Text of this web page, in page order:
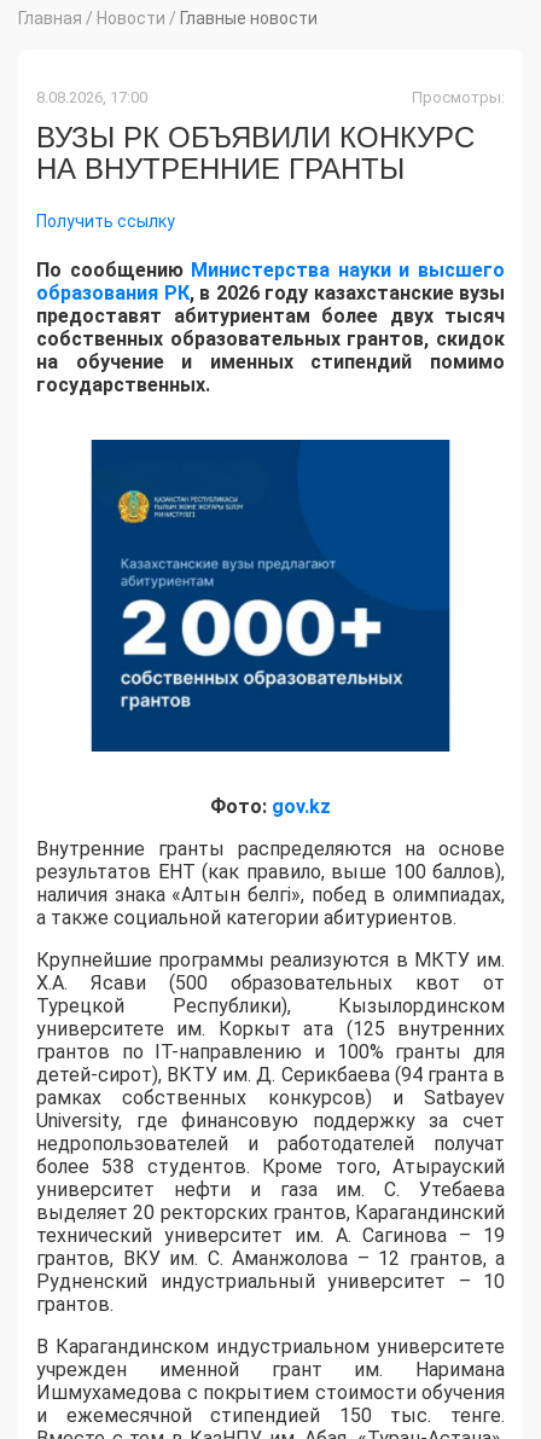
Главная / Новости / Главные новости
8.08.2026, 17:00 Просмотры:
ВУЗЫ РК ОБЪЯВИЛИ КОНКУРС
НА ВНУТРЕННИЕ ГРАНТЫ
Получить ссылку
По сообщению Министерства науки и высшего
образования РК, в 2026 году казахстанские вузы
предоставят абитуриентам более двух тысяч
собственных образовательных грантов, скидок
на обучение и именных стипендий помимо
государственных.
Фото: gov.kz
Внутренние гранты распределяются на основе
результатов ЕНТ (как правило, выше 100 баллов),
наличия знака «Алтын белгі», побед в олимпиадах,
а также социальной категории абитуриентов.
​Крупнейшие программы реализуются в МКТУ им.
Х.А. Ясави (500 образовательных квот от
Турецкой Республики), Кызылординском
университете им. Коркыт ата (125 внутренних
грантов по IT-направлению и 100% гранты для
детей-сирот), ВКТУ им. Д. Серикбаева (94 гранта в
рамках собственных конкурсов) и Satbayev
University, где финансовую поддержку за счет
недропользователей и работодателей получат
более 538 студентов. Кроме того, Атырауский
университет нефти и газа им. С. Утебаева
выделяет 20 ректорских грантов, Карагандинский
технический университет им. А. Сагинова – 19
грантов, ВКУ им. С. Аманжолова – 12 грантов, а
Рудненский индустриальный университет – 10
грантов.
​В Карагандинском индустриальном университете
учрежден именной грант им. Наримана
Ишмухамедова с покрытием стоимости обучения
и ежемесячной стипендией 150 тыс. тенге.